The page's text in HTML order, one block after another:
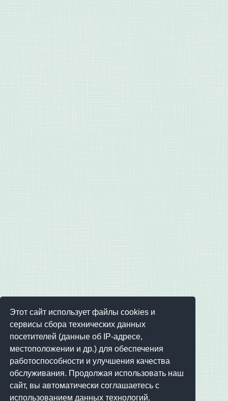
Этот сайт использует файлы cookies и
сервисы сбора технических данных
посетителей (данные об IP-адресе,
местоположении и др.) для обеспечения
работоспособности и улучшения качества
обслуживания. Продолжая использовать наш
сайт, вы автоматически соглашаетесь с
использованием данных технологий.